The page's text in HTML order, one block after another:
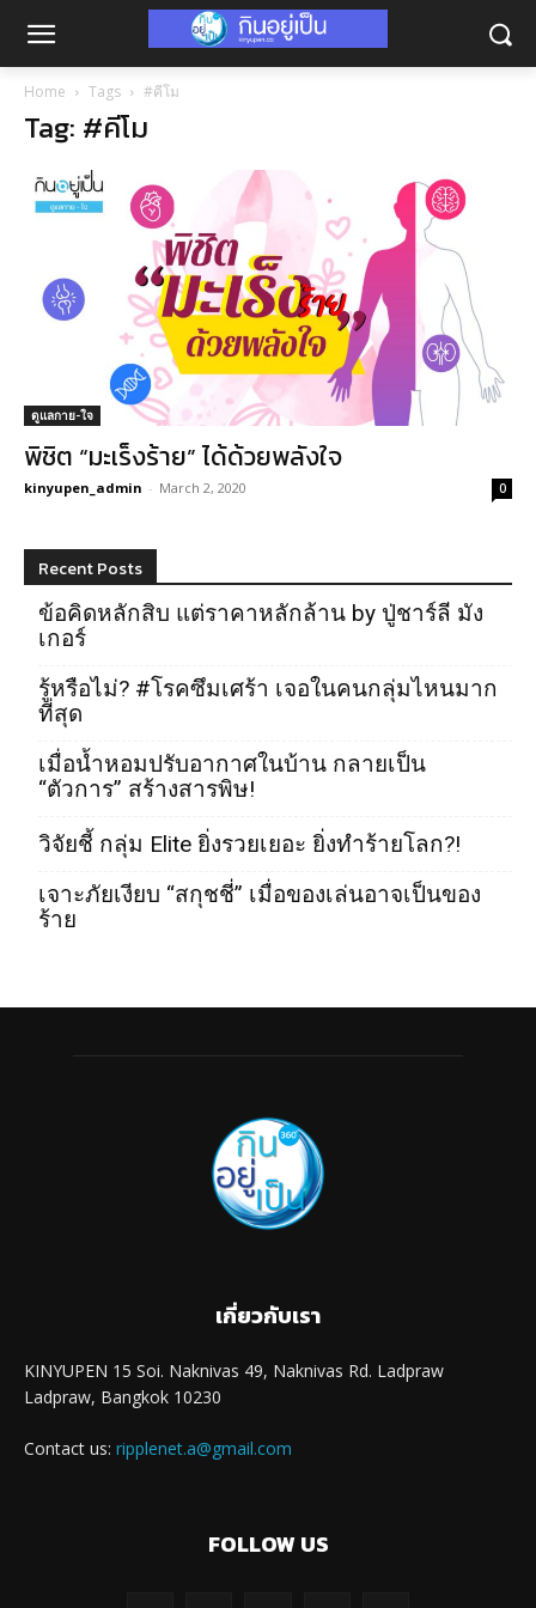
Home Tags #คีโม
Tag: #คีโม
ดูแลกาย-ใจ
พิชิต “มะเร็งร้าย” ได้ด้วยพลังใจ
kinyupen_admin - March 2, 2020 0
Recent Posts
ข้อคิดหลักสิบ แต่ราคาหลักล้าน by ปู่ชาร์ลี มัง
เกอร์
รู้หรือไม่? #โรคซึมเศร้า เจอในคนกลุ่มไหนมาก
ที่สุด
เมื่อน้ำหอมปรับอากาศในบ้าน กลายเป็น
“ตัวการ” สร้างสารพิษ!
วิจัยชี้ กลุ่ม Elite ยิ่งรวยเยอะ ยิ่งทำร้ายโลก?!
เจาะภัยเงียบ “สกุชชี่” เมื่อของเล่นอาจเป็นของ
ร้าย
เกี่ยวกับเรา
KINYUPEN 15 Soi. Naknivas 49, Naknivas Rd. Ladpraw
Ladpraw, Bangkok 10230
Contact us: ripplenet.a@gmail.com
FOLLOW US